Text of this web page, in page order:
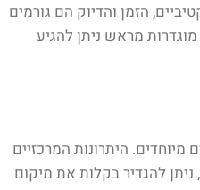
הזמן והדיוק הם גורמים
מראש ניתן להגיע
היתרונות המרכזיים
, ניתן להגדיר בקלות את מיקום